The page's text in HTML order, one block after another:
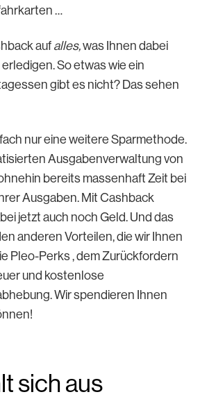
…
auf alles,was Ihnen dabei
So etwas wie ein
gibt es nicht? Das sehen
nur eine weitere Sparmethode.
Ausgabenverwaltung von
bereits massenhaft Zeit bei
Ausgaben. Mit Cashback
jetzt auch noch Geld. Und das
anderen Vorteilen, die wir Ihnen
Pleo-Perks , dem Zurückfordern
und kostenlose
Wir spendieren Ihnen
sich aus